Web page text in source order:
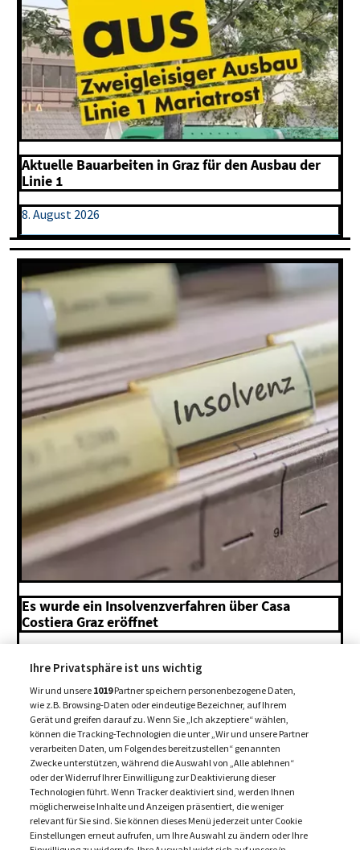
Aktuelle Bauarbeiten in Graz für den Ausbau der
Linie 1
8. August 2026
Es wurde ein Insolvenzverfahren über Casa
Costiera Graz eröffnet
MEHR BEITRÄGE +
Ihre Privatsphäre ist uns wichtig
Wir und unsere 1019Partner speichern personenbezogene Daten,
wie z.B. Browsing-Daten oder eindeutige Bezeichner, auf Ihrem
Gerät und greifen darauf zu. Wenn Sie „Ich akzeptiere“ wählen,
können die Tracking-Technologien die unter „Wir und unsere Partner
verarbeiten Daten, um Folgendes bereitzustellen“ genannten
Zwecke unterstützen, während die Auswahl von „Alle ablehnen“
oder der Widerruf Ihrer Einwilligung zur Deaktivierung dieser
Technologien führt. Wenn Tracker deaktiviert sind, werden Ihnen
möglicherweise Inhalte und Anzeigen präsentiert, die weniger
relevant für Sie sind. Sie können dieses Menü jederzeit unter Cookie
Einstellungen erneut aufrufen, um Ihre Auswahl zu ändern oder Ihre